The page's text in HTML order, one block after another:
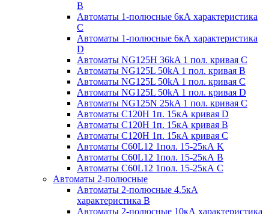
B
Автоматы 1-полюсные 6кА характеристика
C
Автоматы 1-полюсные 6кА характеристика
D
Автоматы NG125H 36kA 1 пол. кривая C
Автоматы NG125L 50kA 1 пол. кривая B
Автоматы NG125L 50kA 1 пол. кривая C
Автоматы NG125L 50kA 1 пол. кривая D
Автоматы NG125N 25kA 1 пол. кривая C
Автоматы С120H 1п. 15кА кривая D
Автоматы С120H 1п. 15кА кривая В
Автоматы С120H 1п. 15кА кривая С
Автоматы С60L12 1пол. 15-25кА K
Автоматы С60L12 1пол. 15-25кА В
Автоматы С60L12 1пол. 15-25кА С
Автоматы 2-полюсные
Автоматы 2-полюсные 4.5кА
характеристика В
Автоматы 2-полюсные 10кА характеристика